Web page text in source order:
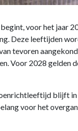
voor het jaar
Deze leeftijden
tevoren
Voor 2028 gelden
blijft in
voor het